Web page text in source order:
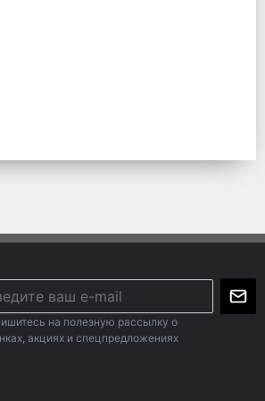
на полезную рассылку о
акциях и спецпредложениях